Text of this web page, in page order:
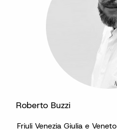
Roberto Buzzi
Friuli Venezia Giulia e Veneto